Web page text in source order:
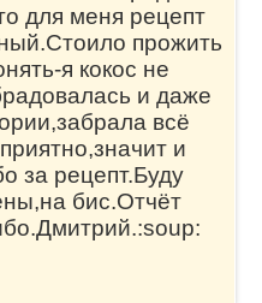
для меня рецепт
прожить
я кокос не
и даже
всё
и
за рецепт.Буду
бис.Отчёт